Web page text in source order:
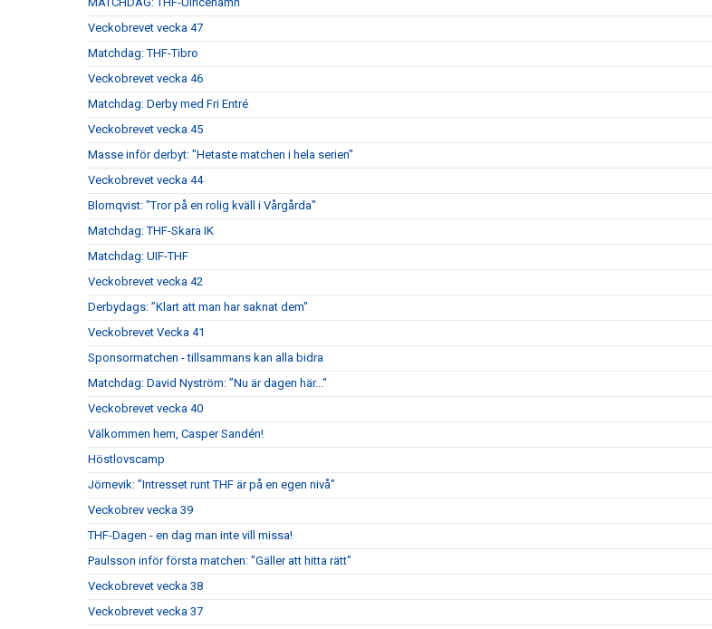
Veckobrevet vecka 47
Matchdag: THF-Tibro
Veckobrevet vecka 46
Matchdag: Derby med Fri Entré
Veckobrevet vecka 45
Masse inför derbyt: "Hetaste matchen i hela serien"
Veckobrevet vecka 44
Blomqvist: "Tror på en rolig kväll i Vårgårda"
Matchdag: THF-Skara IK
Matchdag: UIF-THF
Veckobrevet vecka 42
Derbydags: ”Klart att man har saknat dem"
Veckobrevet Vecka 41
Sponsormatchen - tillsammans kan alla bidra
Matchdag: David Nyström: ”Nu är dagen här..."
Veckobrevet vecka 40
Välkommen hem, Casper Sandén!
Höstlovscamp
Jörnevik: ”Intresset runt THF är på en egen nivå”
Veckobrev vecka 39
THF-Dagen - en dag man inte vill missa!
Paulsson inför första matchen: "Gäller att hitta rätt"
Veckobrevet vecka 38
Veckobrevet vecka 37